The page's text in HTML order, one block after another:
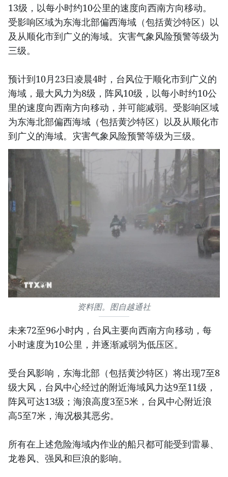
13级，以每小时约10公里的速度向西南方向移动。
受影响区域为东海北部偏西海域（包括黄沙特区）以
及从顺化市到广义的海域。灾害气象风险预警等级为
三级。
预计到10月23日凌晨4时，台风位于顺化市到广义的
海域，最大风力为8级，阵风10级，以每小时约10公
里的速度向西南方向移动，并可能减弱。受影响区域
为东海北部偏西海域（包括黄沙特区）以及从顺化市
到广义的海域。灾害气象风险预警等级为三级。
资料图。图自越通社
未来72至96小时内，台风主要向西南方向移动，每
小时速度为10公里，并逐渐减弱为低压区。
受台风影响，东海北部（包括黄沙特区）将出现7至8
级大风，台风中心经过的附近海域风力达9至11级，
阵风可达13级；海浪高度3至5米，台风中心附近浪
高5至7米，海况极其恶劣。
所有在上述危险海域内作业的船只都可能受到雷暴、
龙卷风、强风和巨浪的影响。